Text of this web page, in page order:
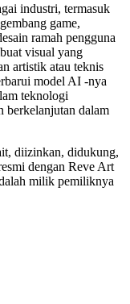
industri, termasuk
game,
ramah pengguna
visual yang
artistik atau teknis
model AI -nya
teknologi
berkelanjutan dalam
diizinkan, didukung,
dengan Reve Art
milik pemiliknya